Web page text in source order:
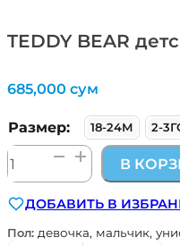
TEDDY BEAR
685,000 сум
Размер: 18-24М 2-
Количество
товара
BEAR
детский
В
ДОБАВИТЬ В
Пол: девочка, мальчик,